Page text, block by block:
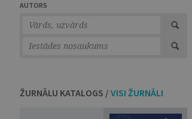
AUTORS
ŽURNĀLU KATALOGS / VISI ŽURNĀLI